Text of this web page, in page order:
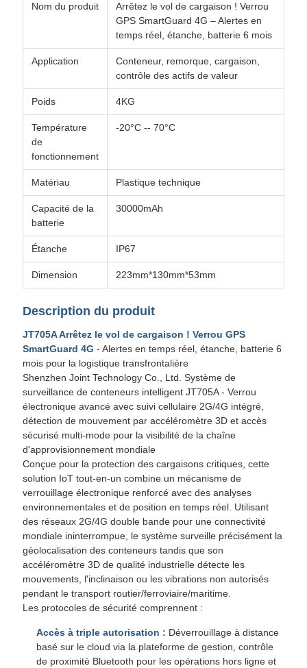
Nom du produit
Arrêtez le vol de cargaison ! Verrou
GPS SmartGuard 4G – Alertes en
temps réel, étanche, batterie 6 mois
Application
Conteneur, remorque, cargaison,
contrôle des actifs de valeur
Poids 4KG
Température
de
fonctionnement
-20°C -- 70°C
Matériau Plastique technique
Capacité de la
batterie
30000mAh
Étanche IP67
Dimension 223mm*130mm*53mm
Description du produit
JT705A Arrêtez le vol de cargaison ! Verrou GPS
SmartGuard 4G - Alertes en temps réel, étanche, batterie 6
mois pour la logistique transfrontalière
Shenzhen Joint Technology Co., Ltd. Système de
surveillance de conteneurs intelligent JT705A - Verrou
électronique avancé avec suivi cellulaire 2G/4G intégré,
détection de mouvement par accéléromètre 3D et accès
sécurisé multi-mode pour la visibilité de la chaîne
d'approvisionnement mondiale
Conçue pour la protection des cargaisons critiques, cette
solution IoT tout-en-un combine un mécanisme de
verrouillage électronique renforcé avec des analyses
environnementales et de position en temps réel. Utilisant
des réseaux 2G/4G double bande pour une connectivité
mondiale ininterrompue, le système surveille précisément la
géolocalisation des conteneurs tandis que son
accéléromètre 3D de qualité industrielle détecte les
mouvements, l'inclinaison ou les vibrations non autorisés
pendant le transport routier/ferroviaire/maritime.
Les protocoles de sécurité comprennent :
Accès à triple autorisation : Déverrouillage à distance
basé sur le cloud via la plateforme de gestion, contrôle
de proximité Bluetooth pour les opérations hors ligne et